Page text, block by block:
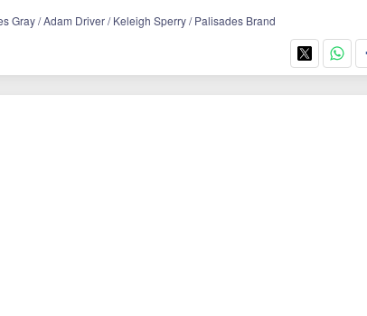
Gray / Adam Driver / Keleigh Sperry / Palisades Brand